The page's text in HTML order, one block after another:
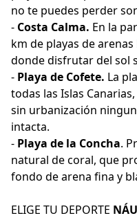
no te puedes perder
- Costa Calma. En la
km de playas de
donde disfrutar del sol
- Playa de Cofete. La
todas las Islas
sin urbanización
intacta.
- Playa de la Concha.
natural de coral, que
fondo de arena fina y
ELIGE TU DEPORTE